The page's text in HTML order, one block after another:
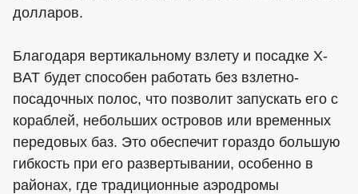
долларов.
Благодаря вертикальному взлету и посадке X-
BAT будет способен работать без взлетно-
посадочных полос, что позволит запускать его с
кораблей, небольших островов или временных
передовых баз. Это обеспечит гораздо большую
гибкость при его развертывании, особенно в
районах, где традиционные аэродромы